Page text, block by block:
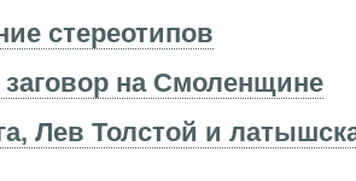
стереотипов
на Смоленщине
Лев Толстой и